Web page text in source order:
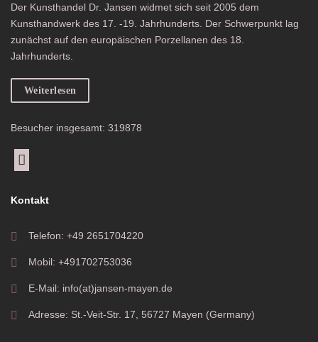
Der Kunsthandel Dr. Jansen widmet sich seit 2005 dem
Kunsthandwerk des 17. -19. Jahrhunderts. Der Schwerpunkt lag
zunächst auf den europäischen Porzellanen des 18.
Jahrhunderts.
Weiterlesen
Besucher insgesamt: 319878
Kontakt
Telefon: +49 2651704220
Mobil: +491702753036
E-Mail: info(at)jansen-mayen.de
Adresse: St.-Veit-Str. 17, 56727 Mayen (Germany)